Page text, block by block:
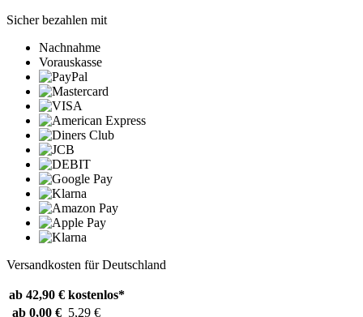
Sicher bezahlen mit
Nachnahme
Vorauskasse
Versandkosten für Deutschland
ab 42,90 € kostenlos*
ab 0,00 € 5,29 €